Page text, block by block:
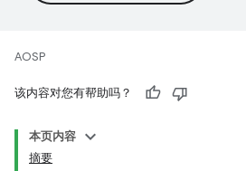
AOSP
该内容对您有帮助吗？
本页内容
摘要